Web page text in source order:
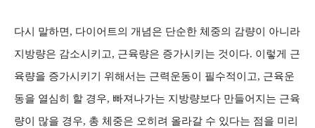
다시 말하면, 다이어트의 개념은 단순한 체중의 감량이 아니라
지방량은 감소시키고, 근육량은 증가시키는 것이다. 이렇게 근
육량을 증가시키기 위해서는 근력운동이 필수적이고, 근육운
동을 열심히 할 경우, 빠져나가는 지방량보다 만들어지는 근육
량이 많을 경우, 총 체중은 오히려 올라갈 수 있다는 점을 미리